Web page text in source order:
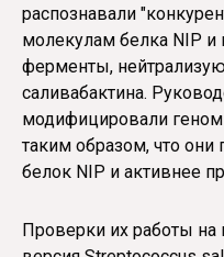
распознавали
молекулам белка NIP и
ферменты,
саливабактина.
модифицировали геном
таким образом, что они
белок NIP и активнее
Проверки их работы на